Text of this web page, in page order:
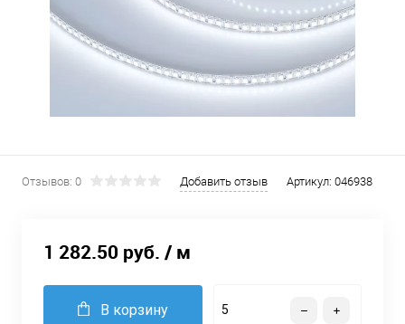
Отзывов: 0 Добавить отзыв Артикул: 046938
1 282.50 руб. / м
В корзину